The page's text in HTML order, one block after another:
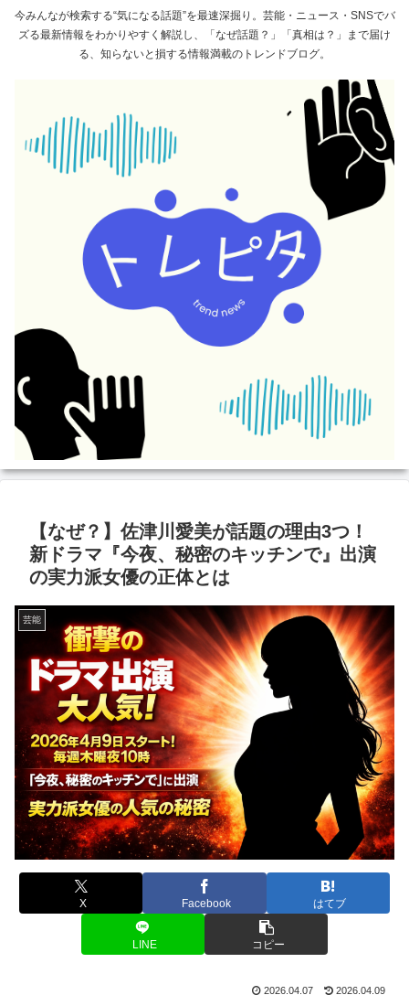
今みんなが検索する“気になる話題”を最速深掘り。芸能・ニュース・SNSでバ
ズる最新情報をわかりやすく解説し、「なぜ話題？」「真相は？」まで届け
る、知らないと損する情報満載のトレンドブログ。
【なぜ？】佐津川愛美が話題の理由3つ！
新ドラマ『今夜、秘密のキッチンで』出演
の実力派女優の正体とは
芸能
X Facebook はてブ
LINE コピー
2026.04.07 2026.04.09